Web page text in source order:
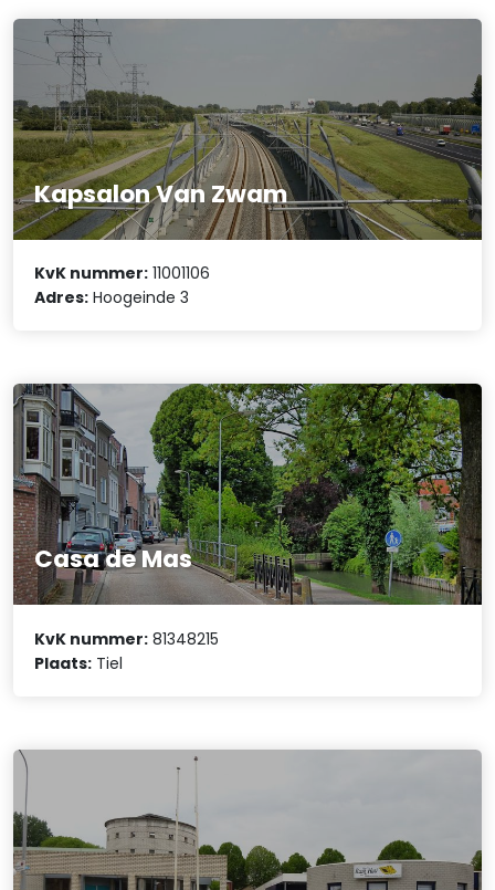
Kapsalon Van Zwam
KvK nummer: 11001106
Adres: Hoogeinde 3
Casa de Mas
KvK nummer: 81348215
Plaats: Tiel